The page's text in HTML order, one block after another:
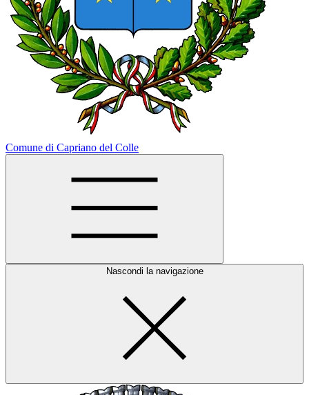
Comune di Capriano del Colle
Nascondi la navigazione